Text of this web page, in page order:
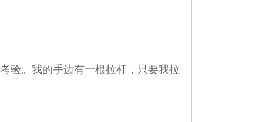
验。我的手边有一根拉杆，只要我拉